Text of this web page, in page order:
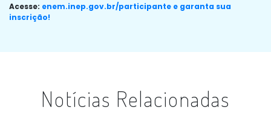
Acesse: enem.inep.gov.br/participante e garanta sua
inscrição!
Notícias Relacionadas